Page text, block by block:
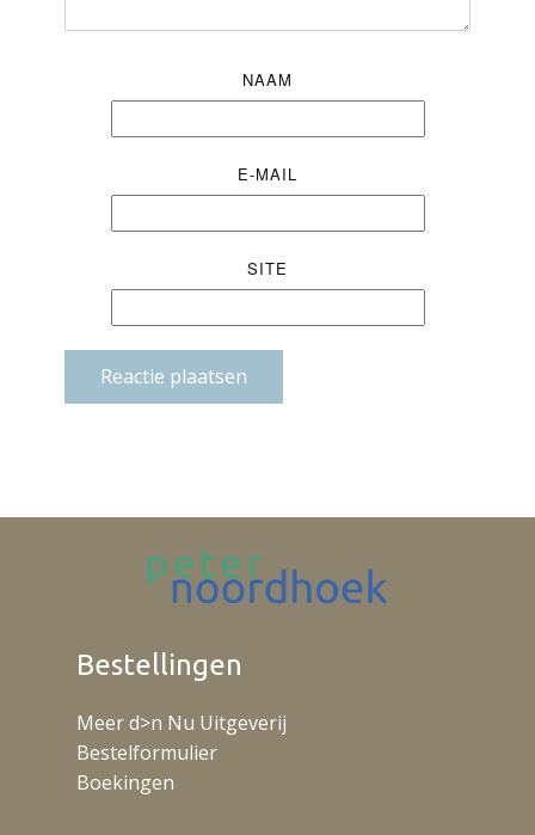
NAAM
E-MAIL
SITE
Reactie plaatsen
Bestellingen
Meer d>n Nu Uitgeverij
Bestelformulier
Boekingen